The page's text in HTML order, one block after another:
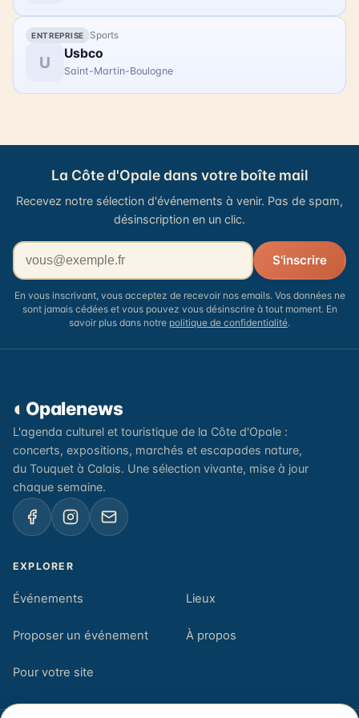
ENTREPRISE Sports
U Usbco
Saint-Martin-Boulogne
La Côte d'Opale dans votre boîte mail
Recevez notre sélection d'événements à venir. Pas de spam,
désinscription en un clic.
Votre adresse email
S'inscrire
En vous inscrivant, vous acceptez de recevoir nos emails. Vos données ne
sont jamais cédées et vous pouvez vous désinscrire à tout moment. En
savoir plus dans notre politique de confidentialité.
◐ Opalenews
L'agenda culturel et touristique de la Côte d'Opale :
concerts, expositions, marchés et escapades nature,
du Touquet à Calais. Une sélection vivante, mise à jour
chaque semaine.
EXPLORER
Événements Lieux
Proposer un événement À propos
Pour votre site